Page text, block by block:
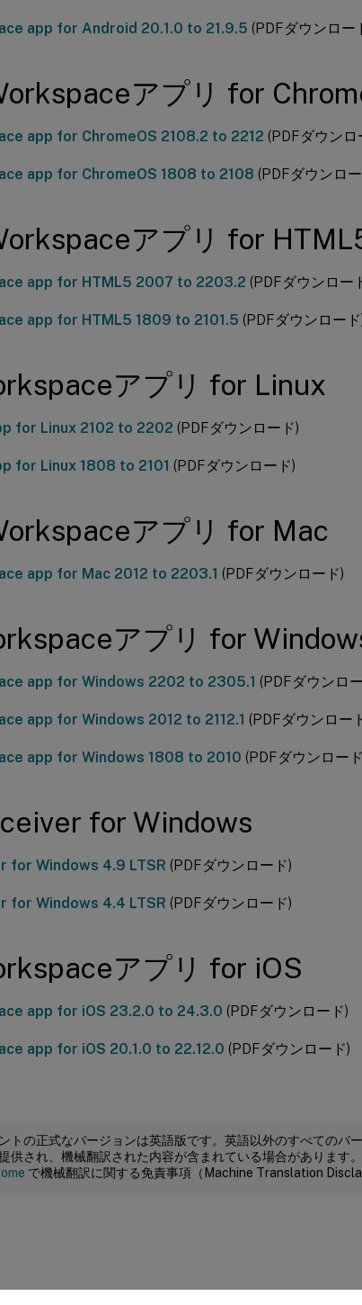
app for Android 20.1.0 to 21.9.5 (PDFダウンロー
アプリ for
app for ChromeOS 2108.2 to 2212 (PDFダウンロ
app for ChromeOS 1808 to 2108 (PDFダウンロ
アプリ for
app for HTML5 2007 to 2203.2 (PDFダウンロー
app for HTML5 1809 to 2101.5 (PDFダウンロード
アプリ for Linux
for Linux 2102 to 2202 (PDFダウンロード)
for Linux 1808 to 2101 (PDFダウンロード)
アプリ for Mac
app for Mac 2012 to 2203.1 (PDFダウンロード)
アプリ for
app for Windows 2202 to 2305.1 (PDFダウンロ
app for Windows 2012 to 2112.1 (PDFダウンロー
app for Windows 1808 to 2010 (PDFダウンロー
for Windows
for Windows 4.9 LTSR (PDFダウンロード)
for Windows 4.4 LTSR (PDFダウンロード)
アプリ for iOS
app for iOS 23.2.0 to 24.3.0 (PDFダウンロード)
app for iOS 20.1.0 to 22.12.0 (PDFダウンロード)
トの正式なバージョンは英語版です。英語以外のすべてのバ
供され、機械翻訳された内容が含まれている場合があります。
で機械翻訳に関する免責事項（Machine Translation